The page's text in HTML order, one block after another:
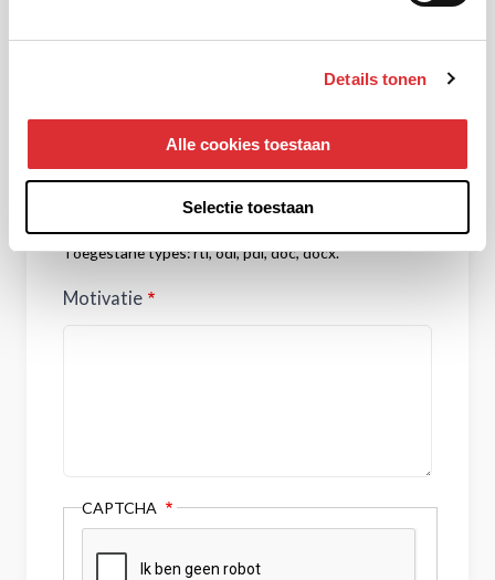
Details tonen
Alle cookies toestaan
Selectie toestaan
CV
Slechts één bestand.
2 MB limiet.
Toegestane types: rtf, odf, pdf, doc, docx.
Motivatie
CAPTCHA